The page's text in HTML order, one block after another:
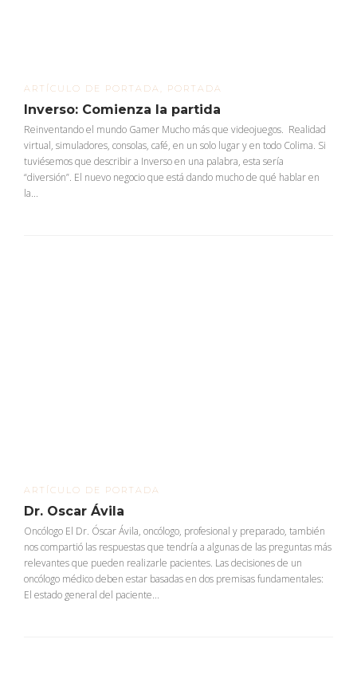
ARTÍCULO DE PORTADA PORTADA
Inverso: Comienza la partida
Reinventando el mundo Gamer Mucho más que videojuegos. Realidad
virtual, simuladores, consolas, café, en un solo lugar y en todo Colima. Si
tuviésemos que describir a Inverso en una palabra, esta sería
“diversión”. El nuevo negocio que está dando mucho de qué hablar en
la...
ARTÍCULO DE PORTADA
Dr. Oscar Ávila
Oncólogo El Dr. Óscar Ávila, oncólogo, profesional y preparado, también
nos compartió las respuestas que tendría a algunas de las preguntas más
relevantes que pueden realizarle pacientes. Las decisiones de un
oncólogo médico deben estar basadas en dos premisas fundamentales:
El estado general del paciente...